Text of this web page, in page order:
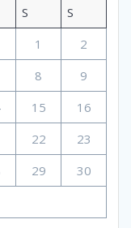
S
S
1
2
8
9
15
16
22
23
29
30